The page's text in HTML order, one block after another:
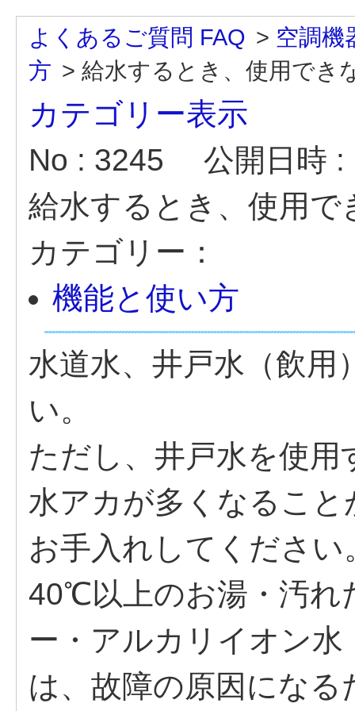
よくあるご質問 FAQ > 空調機
方 > 給水するとき、使用でき
カテゴリー表示
No : 3245
公開日時
給水するとき、使用
カテゴリー：
機能と使い方
水道水、井戸水（飲用
い。
ただし、井戸水を使
水アカが多くなるこ
お手入れしてくだ
40℃以上のお湯・汚れ
ー・アルカリイオン
は、故障の原因にな